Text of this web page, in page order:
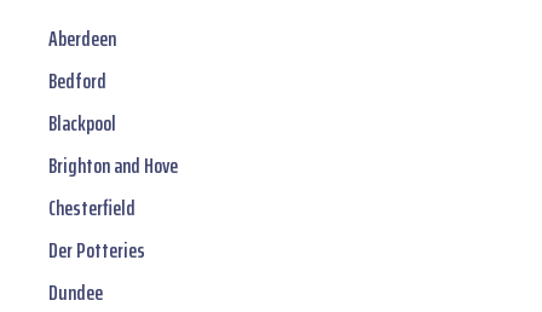
Aberdeen
Bedford
Blackpool
Brighton and Hove
Chesterfield
Der Potteries
Dundee